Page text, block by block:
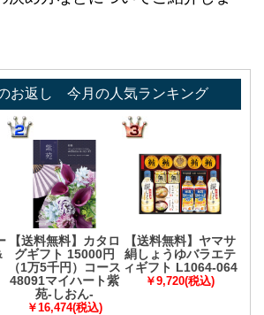
お返し 今月の人気ランキング
【送料無料】カタロ
グギフト 15000円
（1万5千円）コース
48091マイハート紫
苑-しおん-
￥16,474(税込)
【送料無料】ヤマサ
絹しょうゆバラエテ
ィギフト L1064-064
￥9,720(税込)